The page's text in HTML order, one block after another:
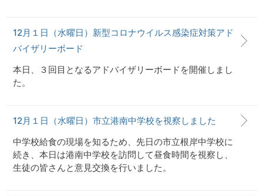
12月１日（水曜日）新型コロナウイルス感染症対策アド
バイザリーボード
本日、３回目となるアドバイザリーボードを開催しまし
た。
12月１日（水曜日）市立港南中学校を視察しました
中学校給食の現場を知るため、先日の市立根岸中学校に
続き、本日は港南中学校を訪問して昼食時間を視察し、
生徒の皆さんと意見交換を行いました。